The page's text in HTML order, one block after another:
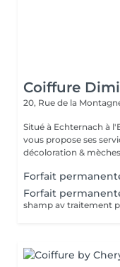
Coiffure
20, Rue de la
Situé à Echternach à
vous propose ses
décoloration &
Forfait
Forfait
shamp av traitement